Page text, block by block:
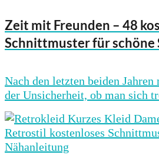
Zeit mit Freunden – 48
Schnittmuster für schöne
Nach den letzten beiden
der Unsicherheit, ob man sich